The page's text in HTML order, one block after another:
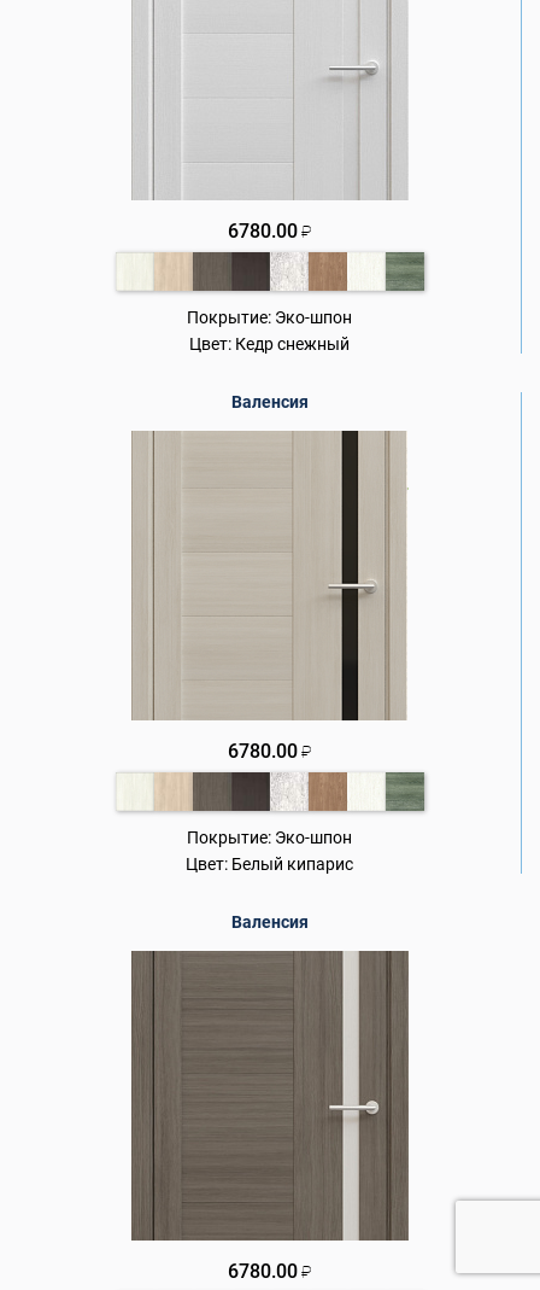
6780.00 ₽
Покрытие: Эко-шпон
Цвет: Кедр снежный
Валенсия
6780.00 ₽
Покрытие: Эко-шпон
Цвет: Белый кипарис
Валенсия
6780.00 ₽